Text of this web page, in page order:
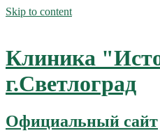
Skip to content
Клиника
г.Светлоград
Официальный сайт